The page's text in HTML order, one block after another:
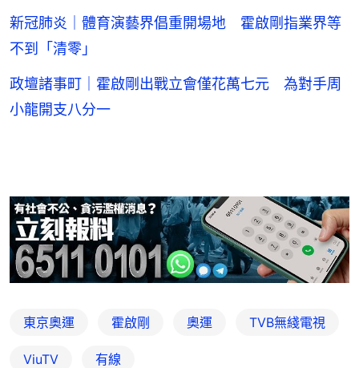
新冠肺炎｜體育演藝界倡重開場地 霍啟剛指業界等
不到「清零」
政壇諸事町｜霍啟剛出戰立會僅花萬七元 為對手周
小龍開支八分一
東京奧運 霍啟剛 奧運 TVB無綫電視
ViuTV 有線